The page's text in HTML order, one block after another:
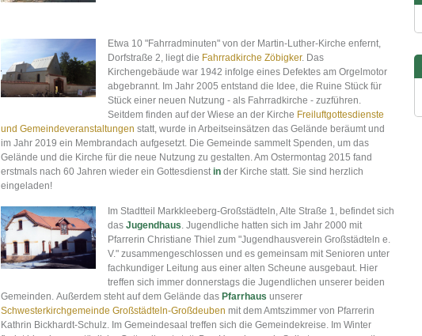
Etwa 10 "Fahrradminuten" von der Martin-Luther-Kirche enfernt,
Dorfstraße 2, liegt die Fahrradkirche Zöbigker. Das
Kirchengebäude war 1942 infolge eines Defektes am Orgelmotor
abgebrannt. Im Jahr 2005 entstand die Idee, die Ruine Stück für
Stück einer neuen Nutzung - als Fahrradkirche - zuzführen.
Seitdem finden auf der Wiese an der Kirche Freiluftgottesdienste
und Gemeindeveranstaltungen statt, wurde in Arbeitseinsätzen das Gelände beräumt und
im Jahr 2019 ein Membrandach aufgesetzt. Die Gemeinde sammelt Spenden, um das
Gelände und die Kirche für die neue Nutzung zu gestalten. Am Ostermontag 2015 fand
erstmals nach 60 Jahren wieder ein Gottesdienstinder Kirche statt. Sie sind herzlich
eingeladen!
Im Stadtteil Markkleeberg-Großstädteln, Alte Straße 1, befindet sich
das Jugendhaus. Jugendliche hatten sich im Jahr 2000 mit
Pfarrerin Christiane Thiel zum "Jugendhausverein Großstädteln e.
V." zusammengeschlossen und es gemeinsam mit Senioren unter
fachkundiger Leitung aus einer alten Scheune ausgebaut. Hier
treffen sich immer donnerstags die Jugendlichen unserer beiden
Gemeinden. Außerdem steht auf dem Gelände das Pfarrhaus unserer
Schwesterkirchgemeinde Großstädteln-Großdeuben mit dem Amtszimmer von Pfarrerin
Kathrin Bickhardt-Schulz. Im Gemeindesaal treffen sich die Gemeindekreise. Im Winter